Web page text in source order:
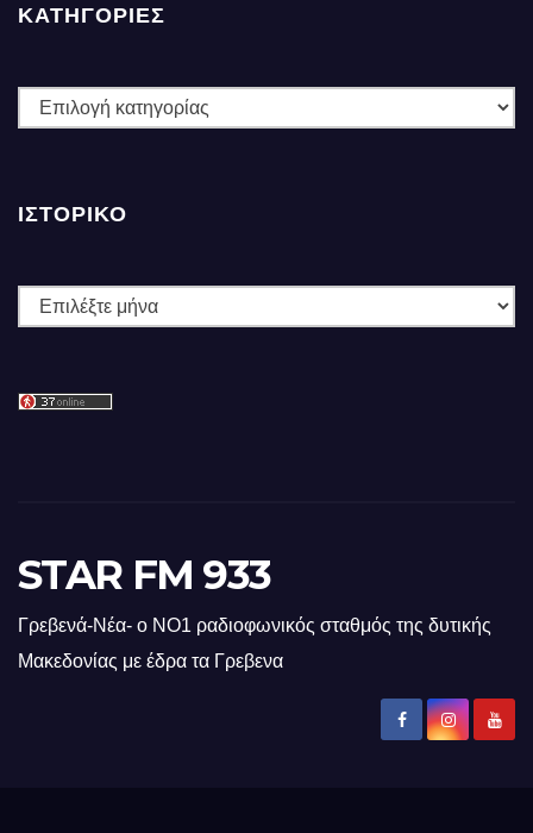
ΚΑΤΗΓΟΡΙΕΣ
ΚΑΤΗΓΟΡΙΕΣ
ΙΣΤΟΡΙΚΌ
Ιστορικό
STAR FM 933
Γρεβενά-Νέα- ο ΝΟ1 ραδιοφωνικός σταθμός της δυτικής
Μακεδονίας με έδρα τα Γρεβενα